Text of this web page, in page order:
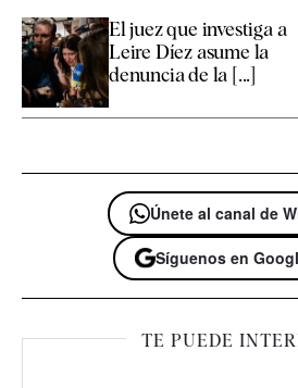
El juez que investiga a
Leire Díez asume la
denuncia de la [...]
Únete al canal de
Síguenos en
TE PUEDE